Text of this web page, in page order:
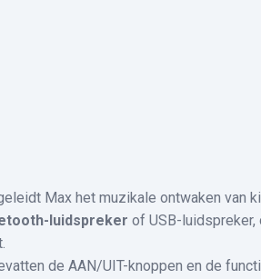
Max het muzikale ontwaken van
luidspreker of USB-luidspreker,
de AAN/UIT-knoppen en de